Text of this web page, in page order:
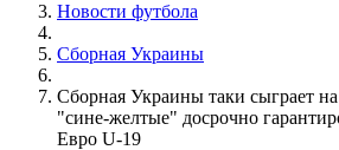
Новости футбола
Сборная Украины
Сборная Украины таки сыграет
"сине-желтые" досрочно
Евро U-19